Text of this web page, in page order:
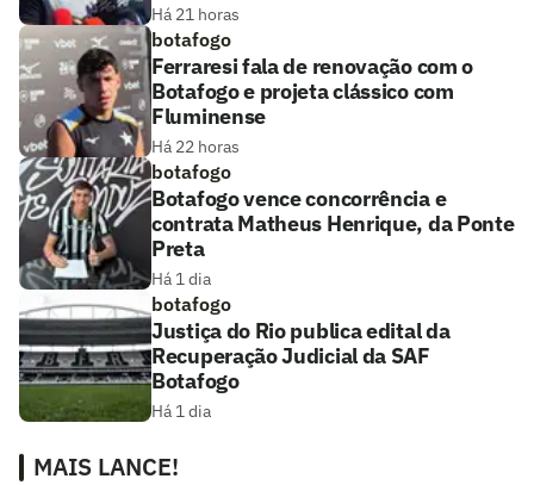
Há 21 horas
botafogo
Ferraresi fala de renovação com o
Botafogo e projeta clássico com
Fluminense
Há 22 horas
botafogo
Botafogo vence concorrência e
contrata Matheus Henrique, da Ponte
Preta
Há 1 dia
botafogo
Justiça do Rio publica edital da
Recuperação Judicial da SAF
Botafogo
Há 1 dia
MAIS LANCE!